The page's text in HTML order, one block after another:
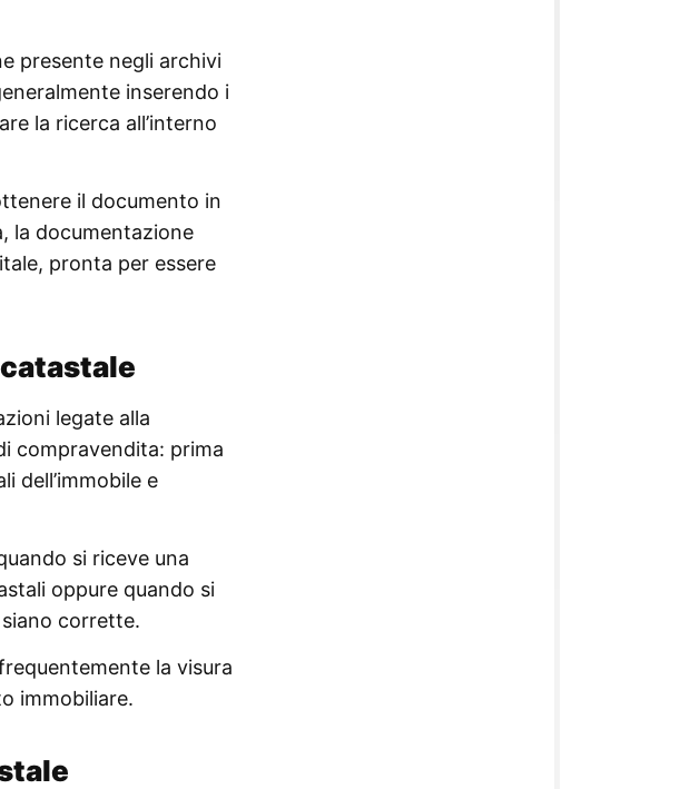
presente negli archivi
inserendo i
la ricerca all’interno
il documento in
la documentazione
pronta per essere
legate alla
compravendita: prima
dell’immobile e
si riceve una
oppure quando si
corrette.
la visura
immobiliare.